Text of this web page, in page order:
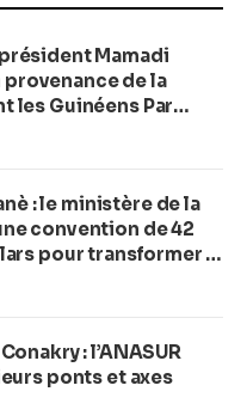
Mamadi
provenance de la
les Guinéens Par
: le ministère de la
convention de 42
pour transformer la
balnéaire
: l’ANASUR
ponts et axes